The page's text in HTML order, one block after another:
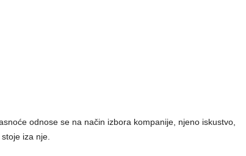
odnose se na način izbora kompanije, njeno iskustvo,
iza nje.